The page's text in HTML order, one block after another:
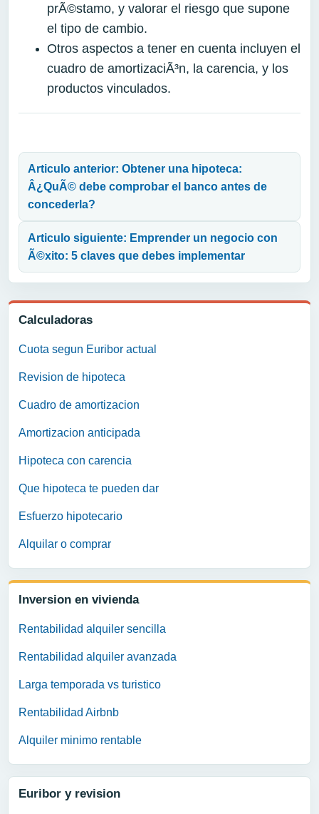
Calculadoras
Cuota segun Euribor actual
Revision de hipoteca
Cuadro de amortizacion
Amortizacion anticipada
Hipoteca con carencia
Que hipoteca te pueden dar
Esfuerzo hipotecario
Alquilar o comprar
Inversion en vivienda
Rentabilidad alquiler sencilla
Rentabilidad alquiler avanzada
Larga temporada vs turistico
Rentabilidad Airbnb
Alquiler minimo rentable
Euribor y revision
prÃ©stamo, y valorar el riesgo que supone
el tipo de cambio.
Otros aspectos a tener en cuenta incluyen el
cuadro de amortizaciÃ³n, la carencia, y los
productos vinculados.
Articulo anterior: Obtener una hipoteca:
Â¿QuÃ© debe comprobar el banco antes de
concederla?
Articulo siguiente: Emprender un negocio con
Ã©xito: 5 claves que debes implementar